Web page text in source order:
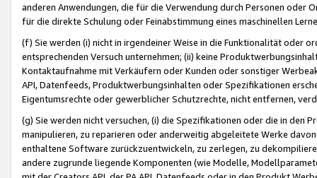
anderen Anwendungen, die für die Verwendung durch Personen
für die direkte Schulung oder Feinabstimmung eines maschinellen
(f) Sie werden (i) nicht in irgendeiner Weise in die Funktionalität oder
entsprechenden Versuch unternehmen; (ii) keine
Kontaktaufnahme mit Verkäufern oder Kunden oder sonstiger
API, Datenfeeds, Produktwerbungsinhalten oder Spezifikationen
Eigentumsrechte oder gewerblicher Schutzrechte, nicht entfernen,
(g) Sie werden nicht versuchen, (i) die Spezifikationen oder die in
manipulieren, zu reparieren oder anderweitig abgeleitete Werke
enthaltene Software zurückzuentwickeln, zu zerlegen, zu
andere zugrunde liegende Komponenten (wie Modelle,